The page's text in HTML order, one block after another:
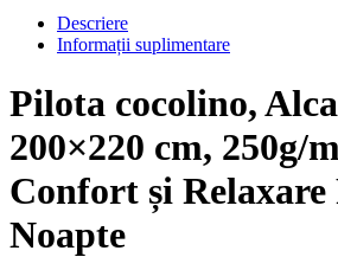
Descriere
Informații suplimentare
Pilota cocolino,
200×220 cm, 250g/
Confort și Relaxare
Noapte